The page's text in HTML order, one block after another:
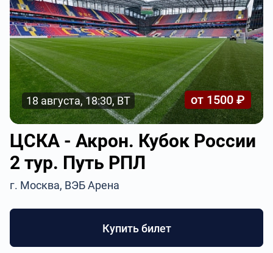
18 августа, 18:30, ВТ от 1500 ₽
ЦСКА - Акрон. Кубок России
2 тур. Путь РПЛ
г. Москва, ВЭБ Арена
Купить билет